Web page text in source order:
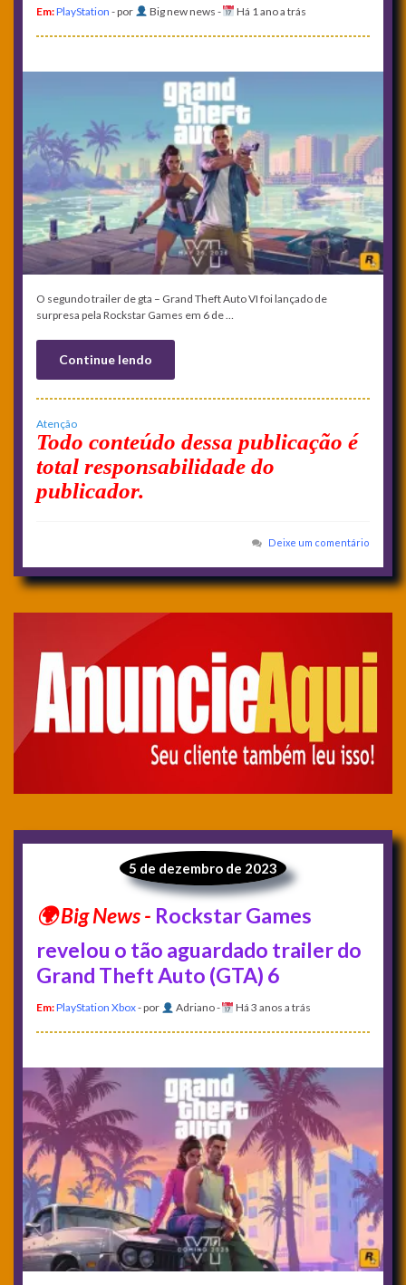
Em:PlayStation - por Big new news - Há 1 ano a trás
O segundo trailer de gta – Grand Theft Auto VI foi lançado de
surpresa pela Rockstar Games em 6 de …
Continue lendo
Atenção
Todo conteúdo dessa publicação é
total responsabilidade do
publicador.
Deixe um comentário
5 de dezembro de 2023
Rockstar Games
revelou o tão aguardado trailer do
Grand Theft Auto (GTA) 6
Em:PlayStation Xbox- por Adriano- Há 3 anos a trás